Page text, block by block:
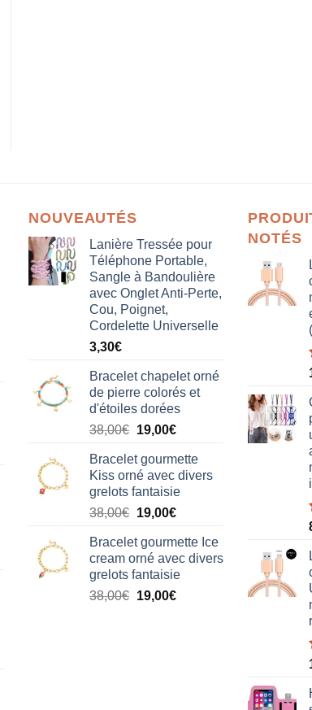
NOUVEAUTÉS
Lanière Tressée pour
Téléphone Portable,
Sangle à Bandoulière
avec Onglet Anti-Perte,
Cou, Poignet,
Cordelette Universelle
3,30€
Bracelet chapelet orné
de pierre colorés et
d'étoiles dorées
38,00€ Le
initial
était :
38,00€.
19,00€Le
actuel
est :
19,00€.
Bracelet gourmette
Kiss orné avec divers
grelots fantaisie
38,00€ Le
initial
était :
38,00€.
19,00€Le
actuel
est :
19,00€.
Bracelet gourmette Ice
cream orné avec divers
grelots fantaisie
38,00€ Le
19,00€Le
NOTÉS